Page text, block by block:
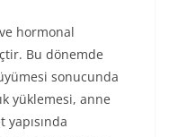
hormonal
Bu dönemde
sonucunda
yüklemesi, anne
yapısında